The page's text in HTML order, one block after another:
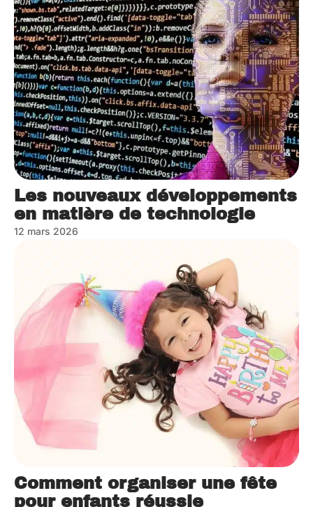
Les nouveaux développements
en matière de technologie
12 mars 2026
Comment organiser une fête
pour enfants réussie